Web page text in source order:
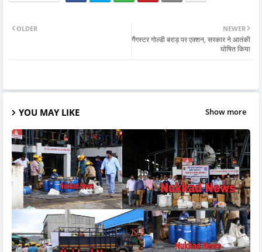
NEWER
गैंगस्टर गोल्डी बराड़ पर एक्शन, सरकार ने आतंकी
घोषित किया
OLDER
YOU MAY LIKE Show more